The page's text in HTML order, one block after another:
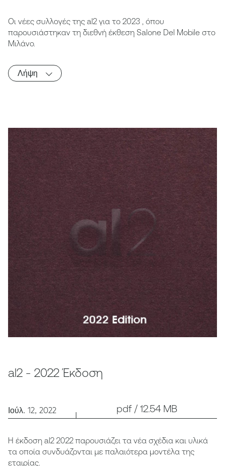
Οι νέες συλλογές της al2 για το 2023 , όπου
παρουσιάστηκαν τη διεθνή έκθεση Salone Del Mobile στο
Μιλάνο.
Λήψη
al2 - 2022 Έκδοση
Ιούλ. 12, 2022 pdf / 12.54 MB
Η έκδοση al2 2022 παρουσιάζει τα νέα σχέδια και υλικά
τα οποία συνδυάζονται με παλαιότερα μοντέλα της
εταιρίας.